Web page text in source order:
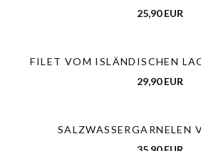
25,90 EUR
FILET VOM ISLÄNDISCHEN
29,90 EUR
SALZWASSERGARNELEN